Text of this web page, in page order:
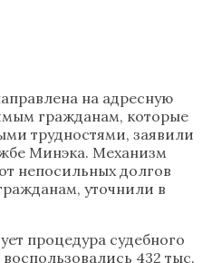
на адресную
гражданам, которые
трудностями, заявили
Минэка. Механизм
непосильных долгов
уточнили в
процедура судебного
432 тыс.